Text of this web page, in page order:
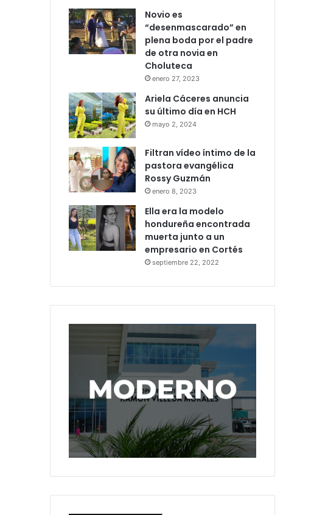
Novio es
“desenmascarado” en
plena boda por el padre
de otra novia en
Choluteca
enero 27, 2023
Ariela Cáceres anuncia
su último día en HCH
mayo 2, 2024
Filtran vídeo íntimo de la
pastora evangélica
Rossy Guzmán
enero 8, 2023
Ella era la modelo
hondureña encontrada
muerta junto a un
empresario en Cortés
septiembre 22, 2022